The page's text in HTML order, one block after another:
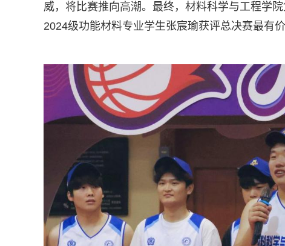
威，将比赛推向高潮。最终，材料科学与工程学
2024级功能材料专业学生张宸瑜获评总决赛最有价